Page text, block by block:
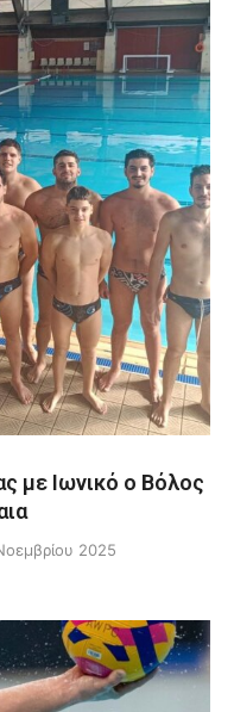
με Ιωνικό ο Βόλος
2025